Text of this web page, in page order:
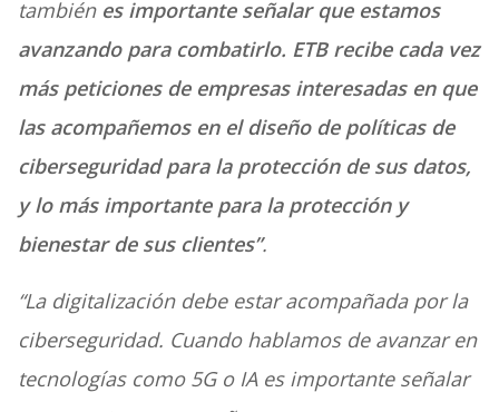
también es importante señalar que estamos
avanzando para combatirlo. ETB recibe cada vez
más peticiones de empresas interesadas en que
las acompañemos en el diseño de políticas de
ciberseguridad para la protección de sus datos,
y lo más importante para la protección y
bienestar de sus clientes”.
“La digitalización debe estar acompañada por la
ciberseguridad. Cuando hablamos de avanzar en
tecnologías como 5G o IA es importante señalar